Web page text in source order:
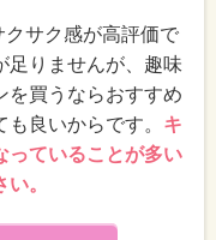
サク感が高評価で
足りませんが、趣味
を買うならおすすめ
良いからです。 キ
っていることが多い
。